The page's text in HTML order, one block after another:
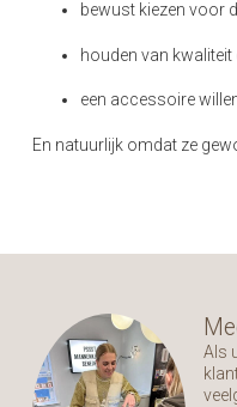
bewust kiezen voor
houden van kwaliteit
een accessoire
En natuurlijk omdat ze
Als